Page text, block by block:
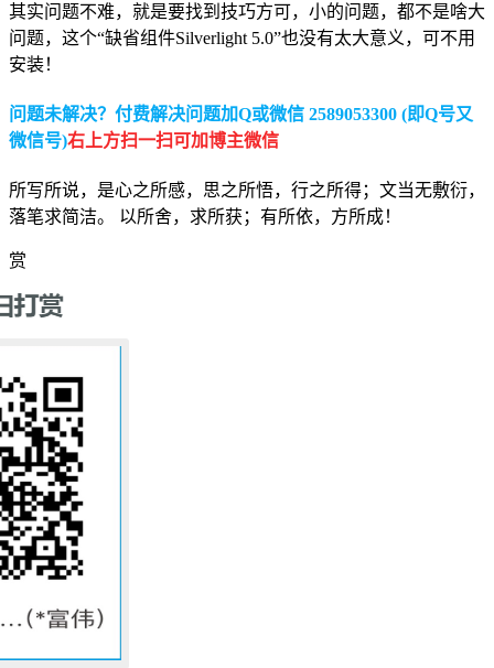
其实问题不难，就是要找到技巧方可，小的问题，都不是啥大
问题，这个“缺省组件Silverlight 5.0”也没有太大意义，可不用
安装！
问题未解决？付费解决问题加Q或微信 2589053300 (即Q号又
微信号)右上方扫一扫可加博主微信
所写所说，是心之所感，思之所悟，行之所得；文当无敷衍，
落笔求简洁。 以所舍，求所获；有所依，方所成！
赏